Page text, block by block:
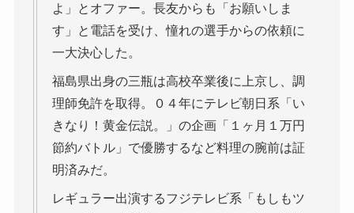
よ」とオファー。長友からも「お願いしま
す」と電話を受け、憧れの選手からの依頼に
一大決心した。
福島県出身の三瓶は高校卒業後に上京し、調
理師免許を取得。０４年にテレビ朝日系「い
きなり！黄金伝説。」の企画「１ヶ月１万円
節約バトル」で優勝するなど料理の腕前は証
明済みだ。
レギュラー出演するフジテレビ系「もしもツ